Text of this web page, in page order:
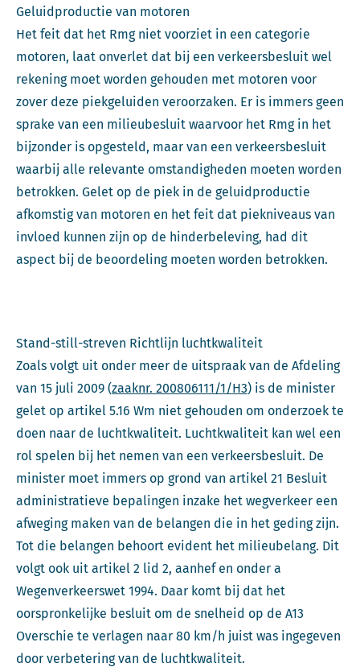
Geluidproductie van motoren
Het feit dat het Rmg niet voorziet in een categorie
motoren, laat onverlet dat bij een verkeersbesluit wel
rekening moet worden gehouden met motoren voor
zover deze piekgeluiden veroorzaken. Er is immers geen
sprake van een milieubesluit waarvoor het Rmg in het
bijzonder is opgesteld, maar van een verkeersbesluit
waarbij alle relevante omstandigheden moeten worden
betrokken. Gelet op de piek in de geluidproductie
afkomstig van motoren en het feit dat piekniveaus van
invloed kunnen zijn op de hinderbeleving, had dit
aspect bij de beoordeling moeten worden betrokken.
Stand-still-streven Richtlijn luchtkwaliteit
Zoals volgt uit onder meer de uitspraak van de Afdeling
van 15 juli 2009 (zaaknr. 200806111/1/H3) is de minister
gelet op artikel 5.16 Wm niet gehouden om onderzoek te
doen naar de luchtkwaliteit. Luchtkwaliteit kan wel een
rol spelen bij het nemen van een verkeersbesluit. De
minister moet immers op grond van artikel 21 Besluit
administratieve bepalingen inzake het wegverkeer een
afweging maken van de belangen die in het geding zijn.
Tot die belangen behoort evident het milieubelang. Dit
volgt ook uit artikel 2 lid 2, aanhef en onder a
Wegenverkeerswet 1994. Daar komt bij dat het
oorspronkelijke besluit om de snelheid op de A13
Overschie te verlagen naar 80 km/h juist was ingegeven
door verbetering van de luchtkwaliteit.